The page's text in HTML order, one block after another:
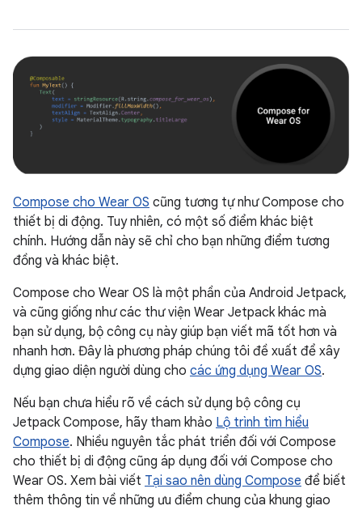
Compose cho Wear OS cũng tương tự như Compose cho
thiết bị di động. Tuy nhiên, có một số điểm khác biệt
chính. Hướng dẫn này sẽ chỉ cho bạn những điểm tương
đồng và khác biệt.
Compose cho Wear OS là một phần của Android Jetpack,
và cũng giống như các thư viện Wear Jetpack khác mà
bạn sử dụng, bộ công cụ này giúp bạn viết mã tốt hơn và
nhanh hơn. Đây là phương pháp chúng tôi đề xuất để xây
dựng giao diện người dùng cho các ứng dụng Wear OS.
Nếu bạn chưa hiểu rõ về cách sử dụng bộ công cụ
Jetpack Compose, hãy tham khảo Lộ trình tìm hiểu
Compose. Nhiều nguyên tắc phát triển đối với Compose
cho thiết bị di động cũng áp dụng đối với Compose cho
Wear OS. Xem bài viết Tại sao nên dùng Compose để biết
thêm thông tin về những ưu điểm chung của khung giao